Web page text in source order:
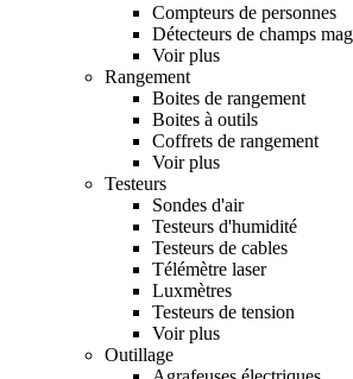
Compteurs de personnes
Détecteurs de champs
Voir plus
Rangement
Boites de rangement
Boites à outils
Coffrets de rangement
Voir plus
Testeurs
Sondes d'air
Testeurs d'humidité
Testeurs de cables
Télémètre laser
Luxmètres
Testeurs de tension
Voir plus
Outillage